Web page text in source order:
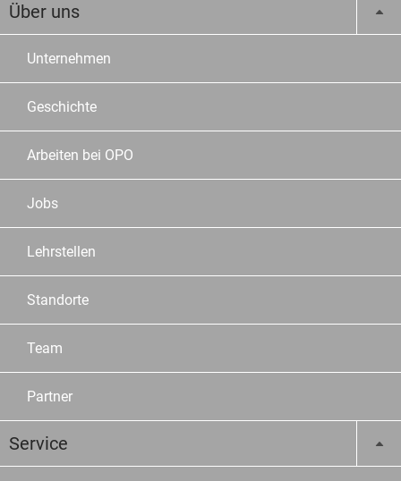
Über uns
Unternehmen
Geschichte
Arbeiten bei OPO
Jobs
Lehrstellen
Standorte
Team
Partner
Service